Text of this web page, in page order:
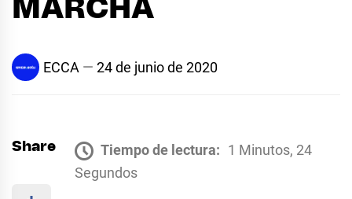
MARCHA
ECCA 24 de junio de 2020
Share Tiempo de lectura: 1 Minutos, 24
Segundos